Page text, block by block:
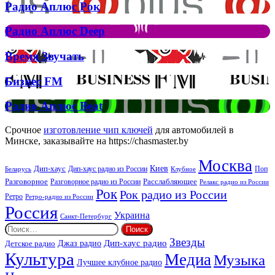
трек
Джона
та
Брітні
Спірс
Радио
Аплюс
Рок
Радио Аплюс Рок
Радио
Аплюс
Deep
Радио Аплюс Deep
Время
Звучать
Время Звучать
Бизнес
Бизнес FM
Радио
Аплюс
Beat
Радио Аплюс Beat
Срочное изготовление чип ключей для автомобилей в
Минске, заказывайте на https://chasmaster.by
Беларусь Дип-хаус Дип-хаус радио из России Киев Клубное Москва Поп
Разговорное Разговорное радио из России Расслабляющее Релакс радио из России
Ретро Ретро-радио из России РокРок радио из России
Россия Санкт-Петербург Украина
Найти:
Детское радио Джаз радио Дип-хаус радио Звезды
Культура Лучшее клубное радио МедиаМузыка